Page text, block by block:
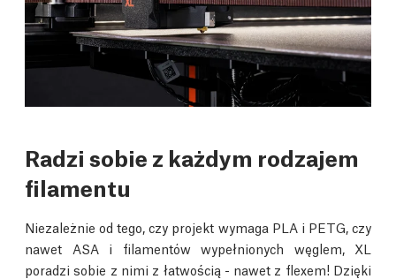
Radzi sobie z każdym rodzajem
filamentu
Niezależnie od tego, czy projekt wymaga PLA i PETG, czy
nawet ASA i filamentów wypełnionych węglem, XL
poradzi sobie z nimi z łatwością - nawet z flexem! Dzięki